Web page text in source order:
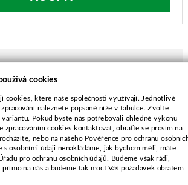
38E, 3.8E, KOBER 38H, 40B,
mm
středu-19,7 mm
38,0 - 92,0 mm
cookies
cookies, které naše společnosti využívají. Jednotlivé
naleznete popsané níže v tabulce. Zvolte
Pokud byste nás potřebovali ohledně výkonu
zpracováním cookies kontaktovat, obraťte se prosím na
nebo na našeho Pověřence pro ochranu
osobními údaji nenakládáme, jak bychom měli, máte
pro ochranu osobních údajů. Budeme však rádi,
na nás a budeme tak moct Váš požadavek obratem